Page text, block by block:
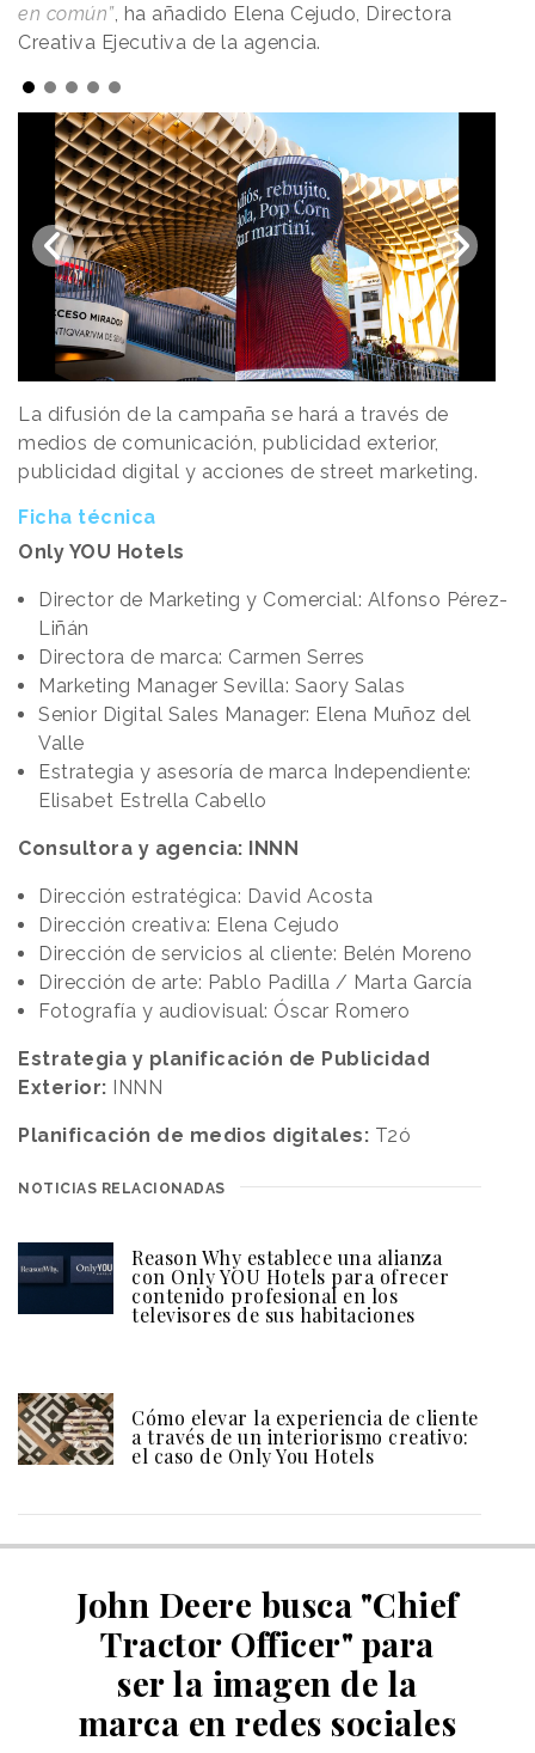
en común” , ha añadido Elena Cejudo, Directora
Creativa Ejecutiva de la agencia.
La difusión de la campaña se hará a través de
medios de comunicación, publicidad exterior,
publicidad digital y acciones de street marketing.
Ficha técnica
Only YOU Hotels
Director de Marketing y Comercial: Alfonso Pérez-
Liñán
Directora de marca: Carmen Serres
Marketing Manager Sevilla: Saory Salas
Senior Digital Sales Manager: Elena Muñoz del
Valle
Estrategia y asesoría de marca Independiente:
Elisabet Estrella Cabello
Consultora y agencia: INNN
Dirección estratégica: David Acosta
Dirección creativa: Elena Cejudo
Dirección de servicios al cliente: Belén Moreno
Dirección de arte: Pablo Padilla / Marta García
Fotografía y audiovisual: Óscar Romero
Estrategia y planificación de Publicidad
Exterior: INNN
Planificación de medios digitales: T2ó
NOTICIAS RELACIONADAS
Reason Why establece una alianza
con Only YOU Hotels para ofrecer
contenido profesional en los
televisores de sus habitaciones
Cómo elevar la experiencia de cliente
a través de un interiorismo creativo:
el caso de Only You Hotels
John Deere busca "Chief
Tractor Officer" para
ser la imagen de la
marca en redes sociales